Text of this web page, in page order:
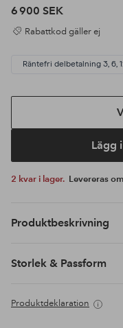
6 900 SEK
Rabattkod gäller ej
Räntefri delbetalning 3, 6,
Lägg
2 kvar i lager. Levereras
Produktbeskrivning
Storlek & Passform
Produktdeklaration